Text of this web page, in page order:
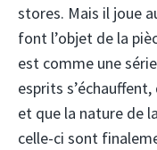
stores. Mais il joue
font l’objet de la
est comme une
esprits
et que la nature de
celle-ci sont